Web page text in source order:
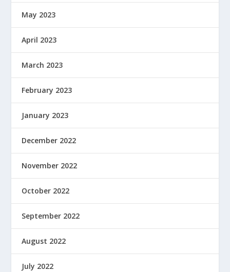
May 2023
April 2023
March 2023
February 2023
January 2023
December 2022
November 2022
October 2022
September 2022
August 2022
July 2022